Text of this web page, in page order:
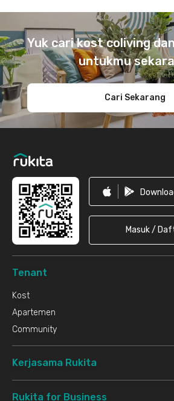
Yuk cari kost coliving
untukmu
Cari Sekarang
Masuk /
Tenant
Kost
Apartemen
Community
Kerjasama Rukita
Rukita for Business